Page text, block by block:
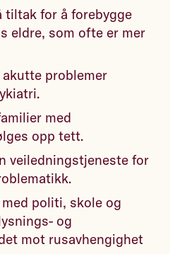
for å forebygge
eldre, som ofte er mer
problemer
med
opp tett.
veiledningstjeneste for
politi, skole og
og
mot rusavhengighet